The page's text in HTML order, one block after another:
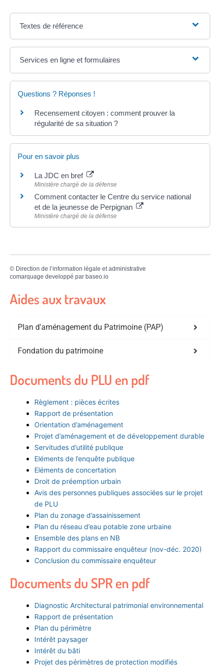
Textes de référence
Services en ligne et formulaires
Questions ? Réponses !
Recensement citoyen : comment prouver la
régularité de sa situation ?
Pour en savoir plus
La JDC en bref
Ministère chargé de la défense
Comment contacter le Centre du service national
et de la jeunesse de Perpignan
Ministère chargé de la défense
© Direction de l’information légale et administrative
comarquage developpé par baseo.io
Aides aux travaux
Plan d'aménagement du Patrimoine (PAP)
Fondation du patrimoine
Documents du PLU en pdf
Règlement : pièces écrites
Rapport de présentation
Orientation d’aménagement
Projet d’aménagement et de développement durable
Servitudes d’utilité publique
Eléments de l’enquête publique
Eléments de concertation
Droit de préemption urbain
Avis des personnes publiques associées sur le projet
de PLU
Plan du zonage d’assainissement
Plan du réseau d’eau potable zone urbaine
Ensemble des plans en NB
Rapport du commissaire enquêteur (nov-déc. 2020)
Conclusion du commissaire enquêteur
Documents du SPR en pdf
Diagnostic Architectural patrimonial environnemental
Rapport de présentation
Plan du périmètre
Intérêt paysager
Intérêt du bâti
Projet des périmètres de protection modifiés